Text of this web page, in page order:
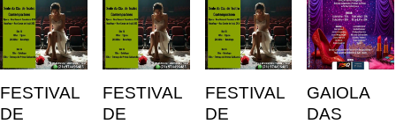
FESTIVAL
DE
FESTIVAL
DE
FESTIVAL
DE
GAIOLA
DAS